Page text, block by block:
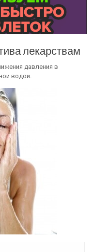
лекарствам
давления в
водой.